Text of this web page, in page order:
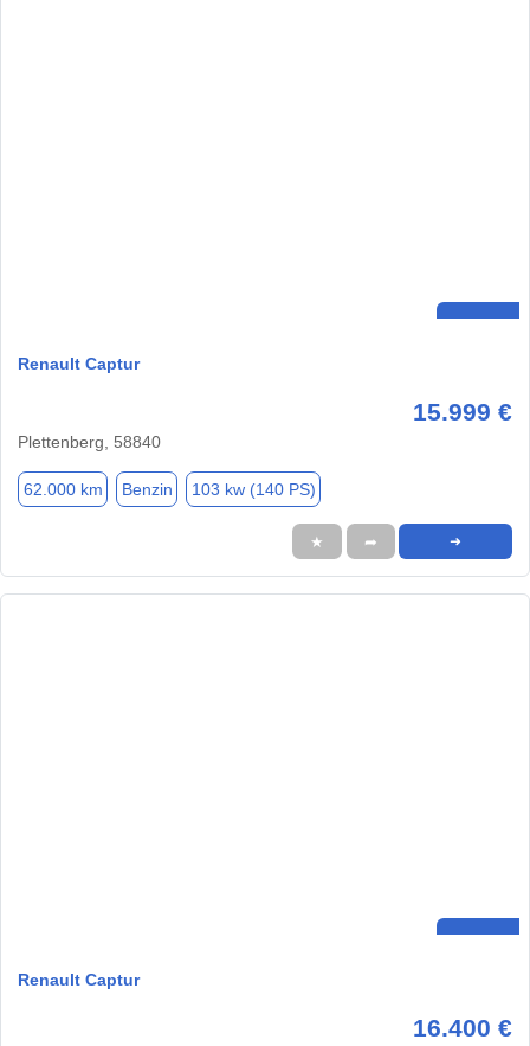
Renault Captur
15.999 €
Plettenberg, 58840
62.000 km Benzin 103 kw (140 PS)
★ ➦ ➜
Renault Captur
16.400 €